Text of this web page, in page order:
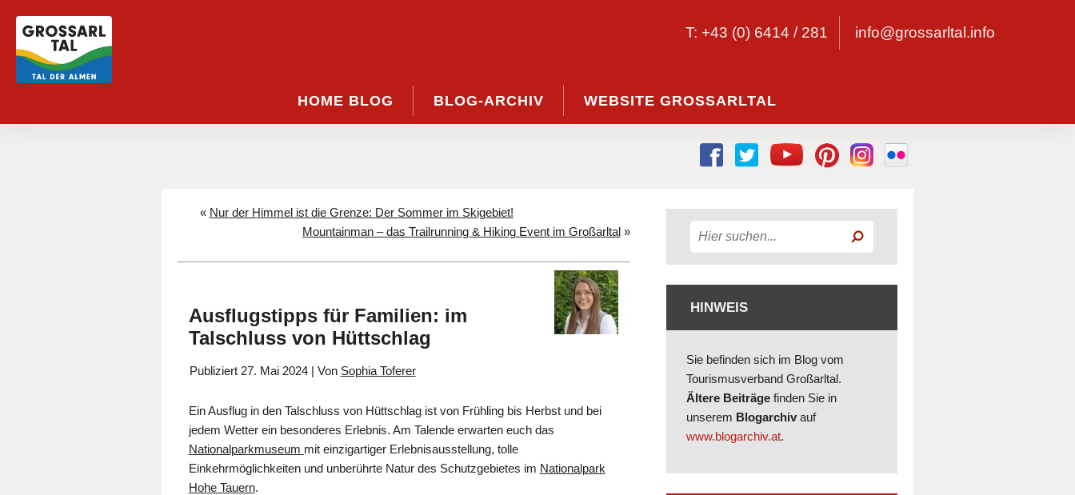
T: +43 (0) 6414 / 281 info@grossarltal.info
HOME BLOG BLOG-ARCHIV WEBSITE GROSSARLTAL
« Nur der Himmel ist die Grenze: Der Sommer im Skigebiet!
Mountainman – das Trailrunning & Hiking Event im Großarltal»
Ausflugstipps für Familien: im
Talschluss von Hüttschlag
Publiziert 27. Mai 2024| Von Sophia Toferer
Ein Ausflug in den Talschluss von Hüttschlag ist von Frühling bis Herbst und bei
jedem Wetter ein besonderes Erlebnis. Am Talende erwarten euch das
Nationalparkmuseum mit einzigartiger Erlebnisausstellung, tolle
Einkehrmöglichkeiten und unberührte Natur des Schutzgebietes im Nationalpark
Hohe Tauern.
HINWEIS
Sie befinden sich im Blog vom
Tourismusverband Großarltal.
Ältere Beiträgefinden Sie in
unserem Blogarchivauf
www.blogarchiv.at.